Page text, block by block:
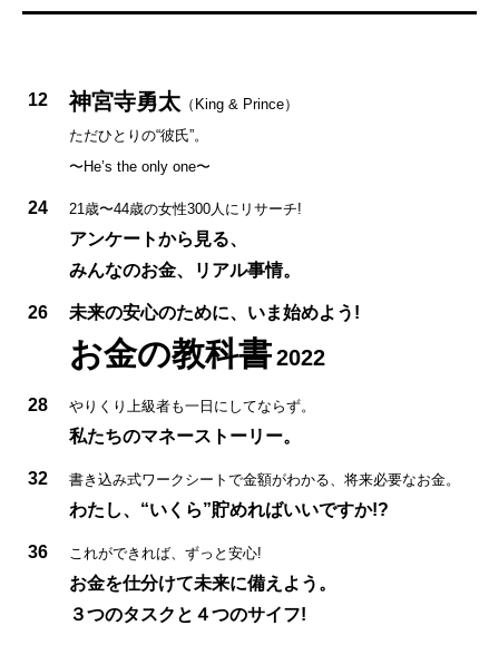
12 神宮寺勇太 （King & Prince）
ただひとりの“彼氏”。
〜He’s the only one〜
24 21歳〜44歳の女性300人にリサーチ!
アンケートから見る、
みんなのお金、リアル事情。
26 未来の安心のために、いま始めよう!
お金の教科書2022
28 やりくり上級者も一日にしてならず。
私たちのマネーストーリー。
32 書き込み式ワークシートで金額がわかる、将来必要なお金。
わたし、“いくら”貯めればいいですか!?
36 これができれば、ずっと安心!
お金を仕分けて未来に備えよう。
３つのタスクと４つのサイフ!